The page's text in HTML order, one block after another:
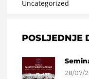
Uncategorized
POSLJEDNJE
28/07/